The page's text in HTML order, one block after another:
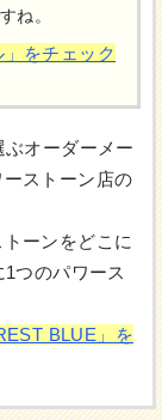
ね。
をチェック
オーダーメー
ストーン店の
ーンをどこに
つのパワース
BLUE」を